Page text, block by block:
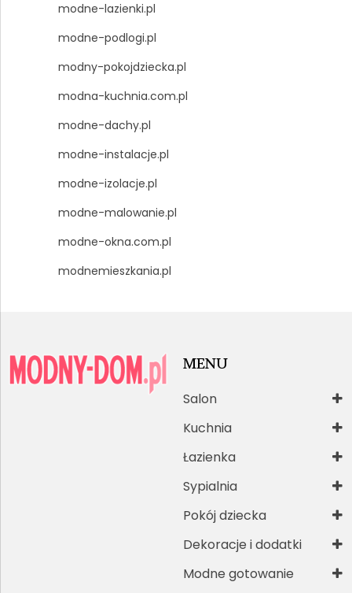
modne-lazienki.pl
modne-podlogi.pl
modny-pokojdziecka.pl
modna-kuchnia.com.pl
modne-dachy.pl
modne-instalacje.pl
modne-izolacje.pl
modne-malowanie.pl
modne-okna.com.pl
modnemieszkania.pl
MENU
Salon
Kuchnia
Łazienka
Sypialnia
Pokój dziecka
Dekoracje i dodatki
Modne gotowanie